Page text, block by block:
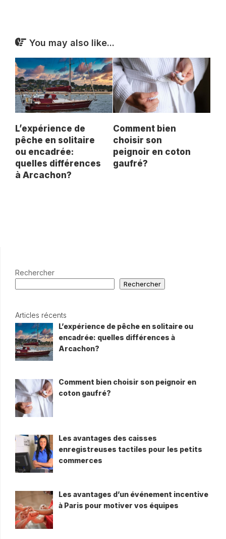
You may also like...
L’expérience de
pêche en solitaire
ou encadrée:
quelles différences
à Arcachon?
Comment bien
choisir son
peignoir en coton
gaufré?
Rechercher
Rechercher
Articles récents
L’expérience de pêche en solitaire ou
encadrée: quelles différences à
Arcachon?
Comment bien choisir son peignoir en
coton gaufré?
Les avantages des caisses
enregistreuses tactiles pour les petits
commerces
Les avantages d’un événement incentive
à Paris pour motiver vos équipes